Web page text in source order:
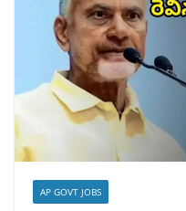
AP GOVT JOBS